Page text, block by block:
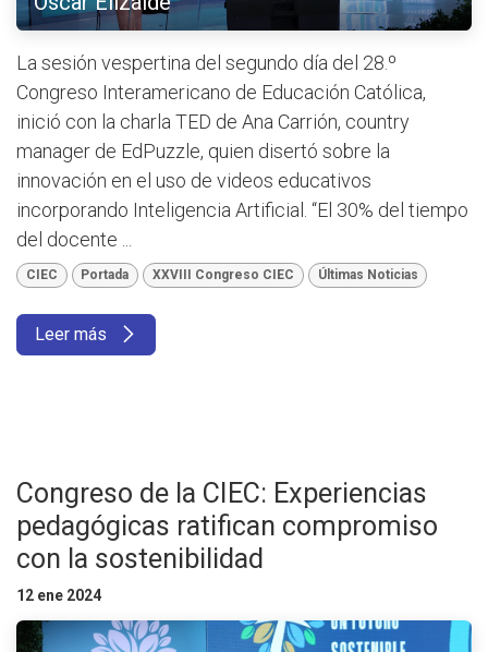
La sesión vespertina del segundo día del 28.º
Congreso Interamericano de Educación Católica,
inició con la charla TED de Ana Carrión, country
manager de EdPuzzle, quien disertó sobre la
innovación en el uso de videos educativos
incorporando Inteligencia Artificial. “El 30% del tiempo
del docente ...
CIEC Portada XXVIII Congreso CIEC Últimas Noticias
Leer más
Congreso de la CIEC: Experiencias
pedagógicas ratifican compromiso
con la sostenibilidad
12 ene 2024